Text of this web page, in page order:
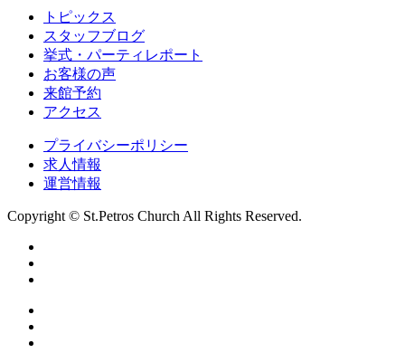
トピックス
スタッフブログ
挙式・パーティレポート
お客様の声
来館予約
アクセス
プライバシーポリシー
求人情報
運営情報
Copyright © St.Petros Church All Rights Reserved.